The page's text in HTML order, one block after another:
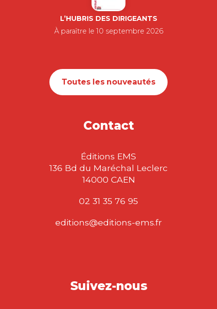
L’HUBRIS DES DIRIGEANTS
À paraître le 10 septembre 2026
Toutes les nouveautés
Contact
Éditions EMS
136 Bd du Maréchal Leclerc
14000 CAEN
02 31 35 76 95
editions@editions-ems.fr
Suivez-nous